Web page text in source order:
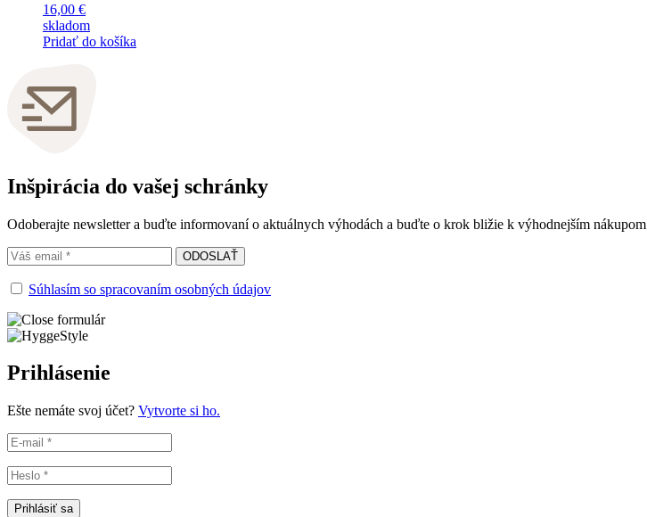
16,00 €
skladom
Pridať do košíka
Inšpirácia do vašej schránky
Odoberajte newsletter a buďte informovaní o aktuálnych výhodách a buďte o krok bližie k výhodnejším nákupom
Súhlasím so spracovaním osobných údajov
Prihlásenie
Ešte nemáte svoj účet? Vytvorte si ho.
Prihlásiť sa